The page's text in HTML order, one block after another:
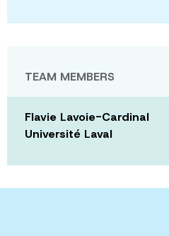
TEAM MEMBERS
Flavie Lavoie-Cardinal
Université Laval